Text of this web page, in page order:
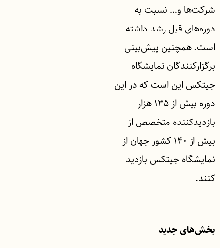
شرکت‌ها و… نسبت به
دوره‌های قبل رشد داشته
است. همچنین پیش‌بینی
برگزارکنندگان نمایشگاه
جیتکس این است که در این
دوره بیش از ۱۳۵ هزار
بازدیدکننده متخصص از
بیش از ۱۴۰ کشور جهان از
نمایشگاه جیتکس بازدید
کنند.
بخش‌های جدید